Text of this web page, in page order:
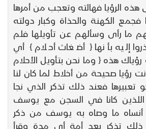
الرؤيا فهالته وتعجب من أمرها
الكهنة والحذاة وكبار دولته
ما رأى وسألهم عن تأويلها فلم
إليه بأنها { أضغاث أحلام } أي
رؤياك هذه { وما نحن بتأويل الأحلام
رؤيا صحيحة من أخلاط لما كان لنا
تعبيرها فعند ذلك تذكر الذي نجا
اللذين كانا في السجن مع يوسف
أنساه ما وصاه به يوسف من ذكر
ذلك تذكر بعد أمة أي مدة وقرأ